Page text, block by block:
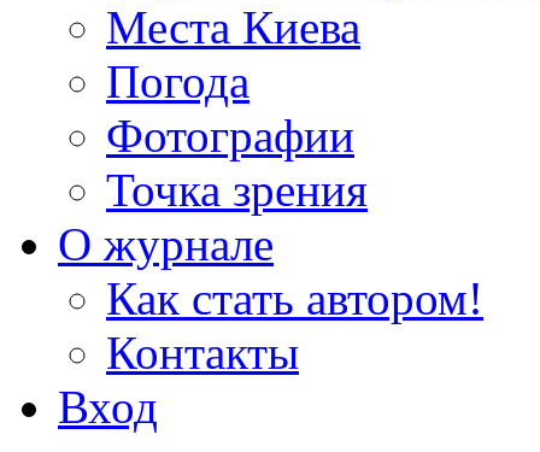
Места Киева
Погода
Фотографии
Точка зрения
О журнале
Как стать автором!
Контакты
Вход